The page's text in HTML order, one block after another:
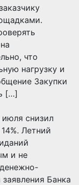
что
нагрузку и
Закупки
[…]
снизил
Летний
и не
Банка